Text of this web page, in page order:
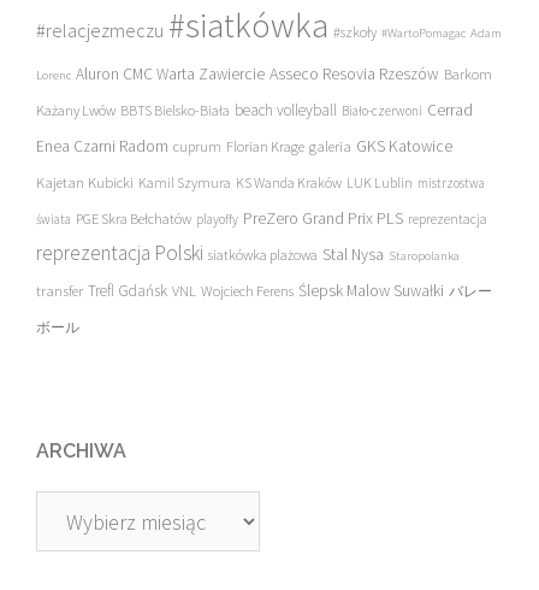
#relacjezmeczu #siatkówka #szkoły #WartoPomagac Adam
Lorenc Aluron CMC Warta Zawiercie Asseco Resovia Rzeszów Barkom
Każany Lwów BBTS Bielsko-Biała beach volleyball Biało-czerwoni Cerrad
Enea Czarni Radom cuprum Florian Krage galeria GKS Katowice
Kajetan Kubicki Kamil Szymura KS Wanda Kraków LUK Lublin mistrzostwa
świata PGE Skra Bełchatów playoffy PreZero Grand Prix PLS reprezentacja
reprezentacja Polski siatkówka plażowa Stal Nysa Staropolanka
transfer Trefl Gdańsk VNL Wojciech Ferens Ślepsk Malow Suwałki バレー
ボール
ARCHIWA
Archiwa